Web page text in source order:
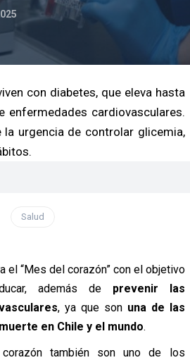
con diabetes, que eleva hasta
enfermedades cardiovasculares.
la urgencia de controlar glicemia,
Salud
el “Mes del corazón” con el objetivo
además de prevenir las
, ya que son una de las
en Chile y el mundo.
también son uno de los